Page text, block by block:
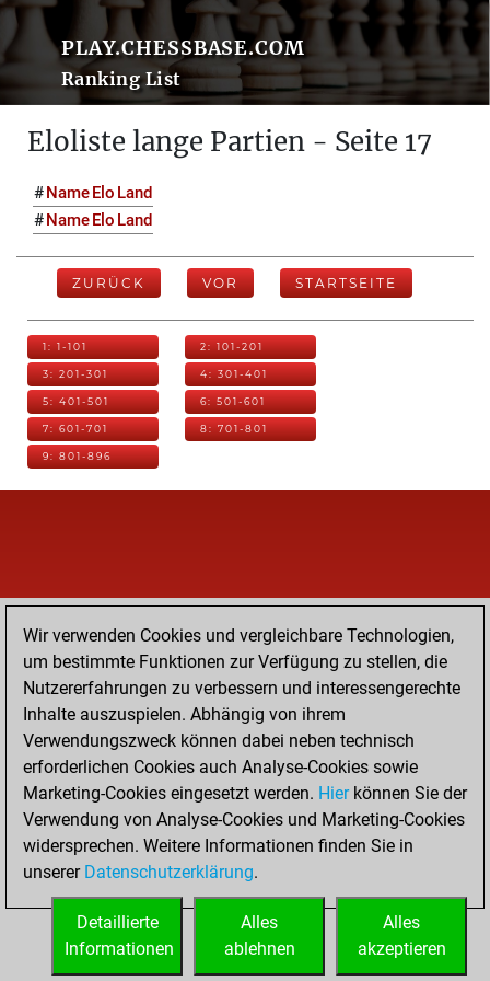
PLAY.CHESSBASE.COM
Ranking List
Eloliste lange Partien - Seite 17
#NameElo Land
#NameElo Land
ZURÜCK VOR STARTSEITE
1: 1-101 2: 101-201
3: 201-301 4: 301-401
5: 401-501 6: 501-601
7: 601-701 8: 701-801
9: 801-896
Wir verwenden Cookies und vergleichbare Technologien,
um bestimmte Funktionen zur Verfügung zu stellen, die
Nutzererfahrungen zu verbessern und interessengerechte
Inhalte auszuspielen. Abhängig von ihrem
Verwendungszweck können dabei neben technisch
erforderlichen Cookies auch Analyse-Cookies sowie
Marketing-Cookies eingesetzt werden. Hierkönnen Sie der
Verwendung von Analyse-Cookies und Marketing-Cookies
widersprechen. Weitere Informationen finden Sie in
unserer Datenschutzerklärung.
Alles
akzeptieren
Alles
ablehnen
Detaillierte
Informationen